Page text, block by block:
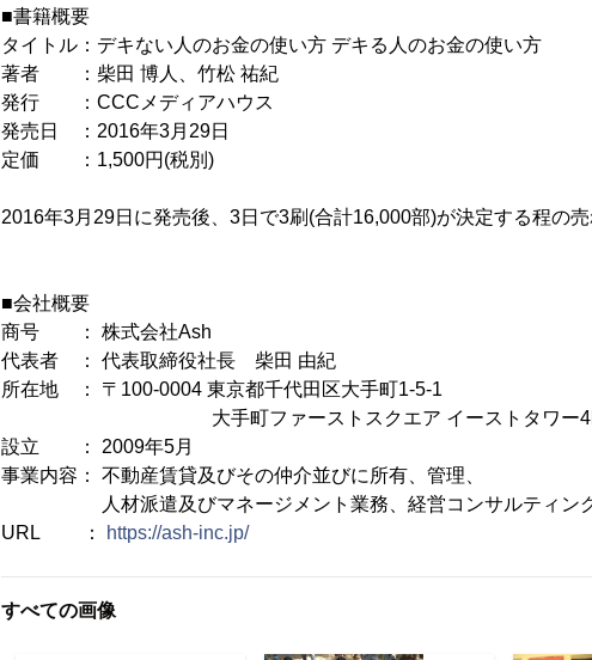
■書籍概要
タイトル：デキない人のお金の使い方 デキる人のお金の使い方
著者 ：柴田 博人、竹松 祐紀
発行 ：CCCメディアハウス
発売日 ：2016年3月29日
定価 ：1,500円(税別)
2016年3月29日に発売後、3日で3刷(合計16,000部)が決定する程の売
■会社概要
商号 ： 株式会社Ash
代表者 ： 代表取締役社長 柴田 由紀
所在地 ： 〒100-0004 東京都千代田区大手町1-5-1
大手町ファーストスクエア イーストタワー
設立 ： 2009年5月
事業内容： 不動産賃貸及びその仲介並びに所有、管理、
人材派遣及びマネージメント業務、経営コンサルティン
URL ：
https://ash-inc.jp/
すべての画像